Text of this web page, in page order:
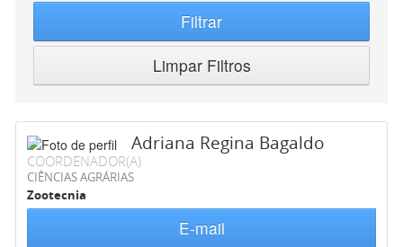
Filtrar
Limpar Filtros
Adriana Regina Bagaldo
COORDENADOR(A)
CIÊNCIAS AGRÁRIAS
Zootecnia
E-mail